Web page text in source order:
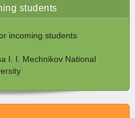
students
incoming students
I. I. Mechnikov National